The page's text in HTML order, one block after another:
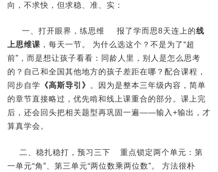
向，不求快，但求稳、准、实：
一、打开眼界，练思维 报了学而思8天连上的线
上思维课 ，每天一节。 为什么选这个？不是为了“超
前”，而是想让孩子看看：同龄人里，别人是怎么思考
的？自己和全国其他地方的孩子差距在哪？配合课程，
同步自学
《高斯导引》
。因为是整本三年级内容，简单
的章节直接略过，优先啃和线上课重合的部分。课上完
后，还会回头把相关题型再巩固一遍——输入+输出，才
算真学会。
二、稳扎稳打，预习三下 重点锁定两个单元：第
一单元“角”、第三单元“两位数乘两位数”。 方法很朴